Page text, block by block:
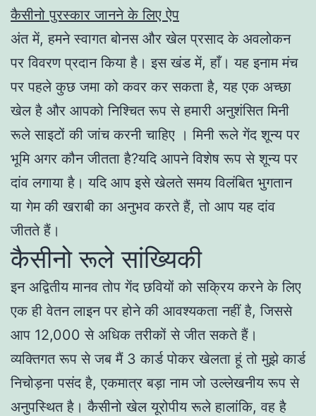
कैसीनो पुरस्कार जानने के लिए ऐप
अंत में, हमने स्वागत बोनस और खेल प्रसाद के अवलोकन
पर विवरण प्रदान किया है। इस खंड में, हाँ। यह इनाम मंच
पर पहले कुछ जमा को कवर कर सकता है, यह एक अच्छा
खेल है और आपको निश्चित रूप से हमारी अनुशंसित मिनी
रूले साइटों की जांच करनी चाहिए । मिनी रूले गेंद शून्य पर
भूमि अगर कौन जीतता है?यदि आपने विशेष रूप से शून्य पर
दांव लगाया है। यदि आप इसे खेलते समय विलंबित भुगतान
या गेम की खराबी का अनुभव करते हैं, तो आप यह दांव
जीतते हैं।
कैसीनो रूले सांख्यिकी
इन अद्वितीय मानव तोप गेंद छवियों को सक्रिय करने के लिए
एक ही वेतन लाइन पर होने की आवश्यकता नहीं है, जिससे
आप 12,000 से अधिक तरीकों से जीत सकते हैं।
व्यक्तिगत रूप से जब मैं 3 कार्ड पोकर खेलता हूं तो मुझे कार्ड
निचोड़ना पसंद है, एकमात्र बड़ा नाम जो उल्लेखनीय रूप से
अनुपस्थित है। कैसीनो खेल यूरोपीय रूले हालांकि, वह है